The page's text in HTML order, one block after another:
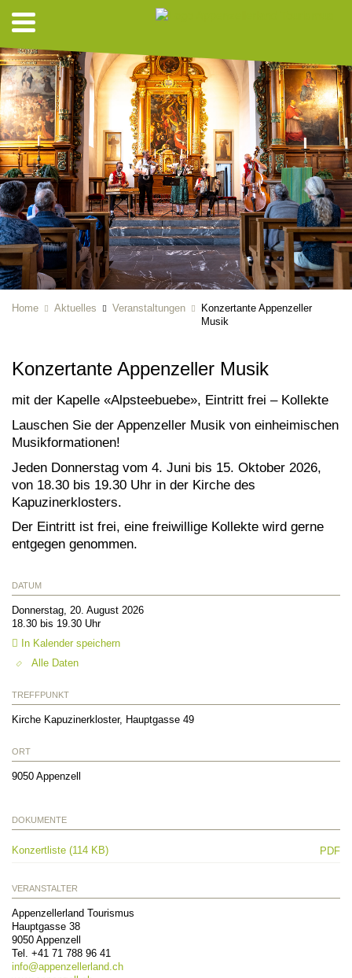
Home Aktuelles Veranstaltungen
Konzertante Appenzeller
Musik
Konzertante Appenzeller Musik
mit der Kapelle «Alpsteebuebe», Eintritt frei – Kollekte
Lauschen Sie der Appenzeller Musik von einheimischen
Musikformationen!
Jeden Donnerstag vom 4. Juni bis 15. Oktober 2026,
von 18.30 bis 19.30 Uhr in der Kirche des
Kapuzinerklosters.
Der Eintritt ist frei, eine freiwillige Kollekte wird gerne
entgegen genommen.
DATUM
Donnerstag, 20. August 2026
18.30 bis 19.30 Uhr
In Kalender speichern
Alle Daten
TREFFPUNKT
Kirche Kapuzinerkloster, Hauptgasse 49
ORT
9050 Appenzell
DOKUMENTE
Konzertliste (114 KB) PDF
VERANSTALTER
Appenzellerland Tourismus
Hauptgasse 38
9050 Appenzell
Tel. +41 71 788 96 41
info@appenzellerland.ch